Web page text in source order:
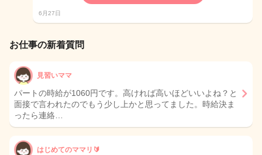
6月27日
お仕事の新着質問
見習いママ
パートの時給が1060円です。高ければ高いほどいいよね？と
面接で言われたのでもう少し上かと思ってました。時給決ま
ったら連絡…
はじめてのママリ🔰